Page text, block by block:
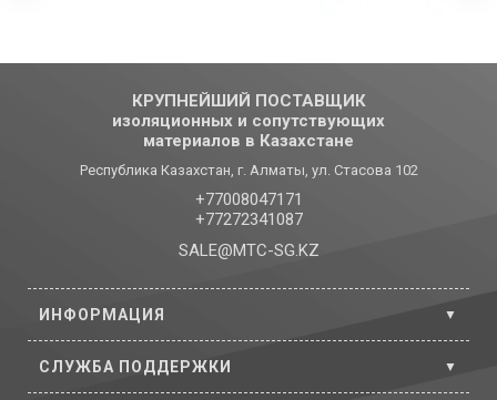
КРУПНЕЙШИЙ ПОСТАВЩИК
изоляционных и сопутствующих
материалов в Казахстане
Республика Казахстан, г. Алматы, ул. Стасова 102
+77008047171
+77272341087
SALE@MTC-SG.KZ
ИНФОРМАЦИЯ
СЛУЖБА ПОДДЕРЖКИ